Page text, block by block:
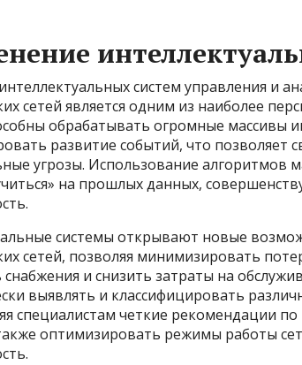
систем управления и
сетей является одним из наиболее
обрабатывать огромные массивы
развитие событий, что позволяет
угрозы. Использование алгоритмов
на прошлых данных,
системы открывают новые
сетей, позволяя минимизировать
и снизить затраты на
выявлять и классифицировать
специалистам четкие рекомендации
оптимизировать режимы работы